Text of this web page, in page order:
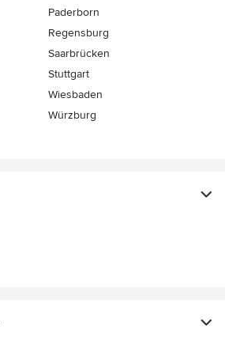
Paderborn
Regensburg
Saarbrücken
Stuttgart
Wiesbaden
Würzburg